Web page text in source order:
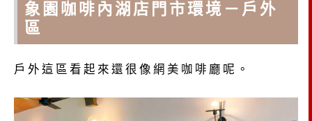
象園咖啡內湖店門市環境－戶外
區
戶外這區看起來還很像網美咖啡廳呢。